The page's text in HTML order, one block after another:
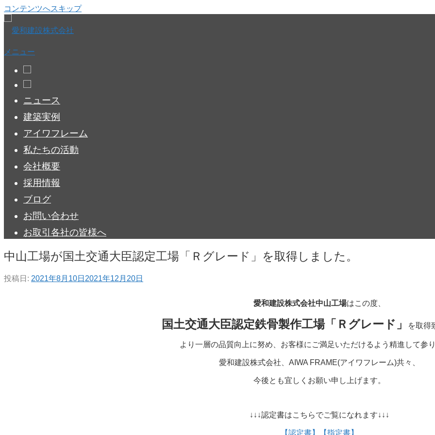
コンテンツへスキップ
メニュー
ニュース
建築実例
アイワフレーム
私たちの活動
会社概要
採用情報
ブログ
お問い合わせ
お取引各社の皆様へ
中山工場が国土交通大臣認定工場「Ｒグレード」を取得しました。
投稿日: 2021年8月10日 2021年12月20日
愛和建設株式会社中山工場はこの度、
国土交通大臣認定鉄骨製作工場「Ｒグレード」 を取得
より一層の品質向上に努め、お客様にご満足いただけるよう精進して参り
愛和建設株式会社、AIWA FRAME(アイワフレーム)共々、
今後とも宜しくお願い申し上げます。
↓↓↓認定書はこちらでご覧になれます↓↓↓
【認定書】 【指定書】